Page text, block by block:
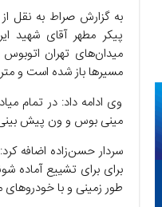
به گزارش صراط به نقل
پیکر مطهر آقای شهید
میدان‌های تهران
مسیر‌ها باز شده است و
مینی بوس و ون پیش بینی
برای برای تشییع آماده
طور زمینی و با